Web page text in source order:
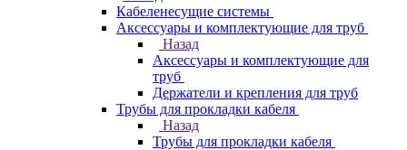
Кабеленесущие системы
Аксессуары и комплектующие для труб
Назад
Аксессуары и комплектующие для
труб
Держатели и крепления для труб
Трубы для прокладки кабеля
Назад
Трубы для прокладки кабеля